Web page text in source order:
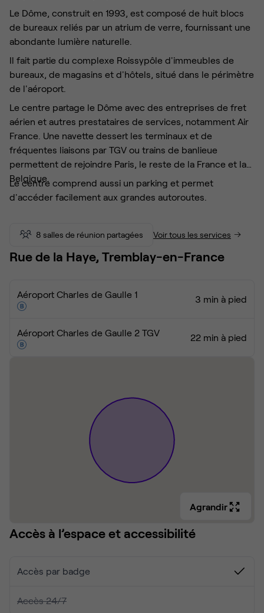
Le Dôme, construit en 1993, est composé de huit blocs
de bureaux reliés par un atrium de verre, fournissant une
abondante lumière naturelle.
Il fait partie du complexe Roissypôle d'immeubles de
bureaux, de magasins et d'hôtels, situé dans le périmètre
de l'aéroport.
Le centre partage le Dôme avec des entreprises de fret
aérien et autres prestataires de services, notamment Air
France. Une navette dessert les terminaux et de
fréquentes liaisons par TGV ou trains de banlieue
permettent de rejoindre Paris, le reste de la France et la
Belgique.
Le centre comprend aussi un parking et permet
d'accéder facilement aux grandes autoroutes.
8 salles de réunion partagées Voir tous les services
Rue de la Haye, Tremblay-en-France
Aéroport Charles de Gaulle 1 3 min à pied
Aéroport Charles de Gaulle 2 TGV 22 min à pied
Agrandir
Accès à l’espace et accessibilité
Accès par badge
Accès 24/7